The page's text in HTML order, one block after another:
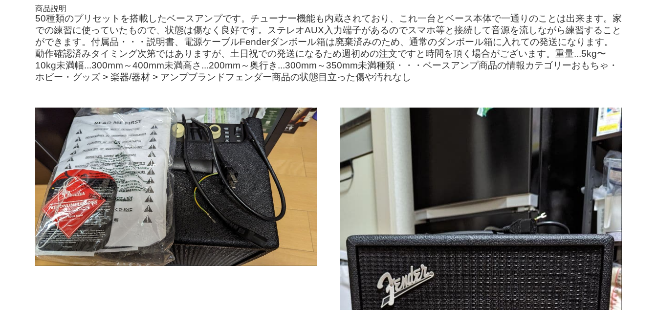
商品説明
50種類のプリセットを搭載したベースアンプです。チューナー機能も内蔵されており、これ一台とベース本体で一通りのことは出来ます。家
での練習に使っていたもので、状態は傷なく良好です。ステレオAUX入力端子があるのでスマホ等と接続して音源を流しながら練習すること
ができます。付属品・・・説明書、電源ケーブルFenderダンボール箱は廃棄済みのため、通常のダンボール箱に入れての発送になります。
動作確認済みタイミング次第ではありますが、土日祝での発送になるため週初めの注文ですと時間を頂く場合がございます。重量...5kg〜
10kg未満幅...300mm～400mm未満高さ...200mm～奥行き...300mm～350mm未満種類・・・ベースアンプ商品の情報カテゴリーおもちゃ・
ホビー・グッズ > 楽器/器材 > アンプブランドフェンダー商品の状態目立った傷や汚れなし